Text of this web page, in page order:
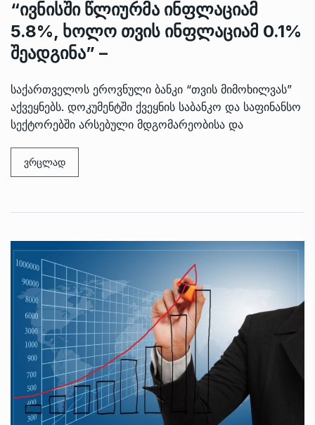
“ივნისში წლიურმა ინფლაციამ
5.8%, ხოლო თვის ინფლაციამ 0.1%
შეადგინა” –
საქართველოს ეროვნული ბანკი “თვის მიმოხილვას”
აქვეყნებს. დოკუმენტში ქვეყნის საბანკო და საფინანსო
სექტორებში არსებული მდგომარეობისა და
ვრცლად